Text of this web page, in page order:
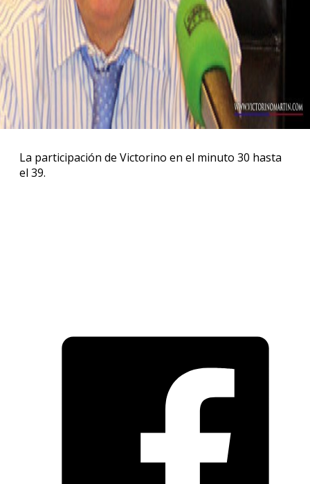
La participación de Victorino en el minuto 30 hasta
el 39.